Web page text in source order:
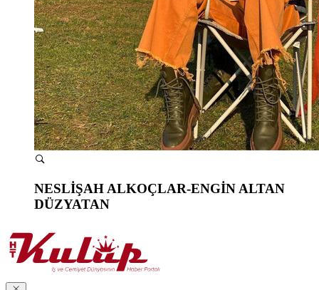
NESLİŞAH ALKOÇLAR-ENGİN ALTAN
DÜZYATAN